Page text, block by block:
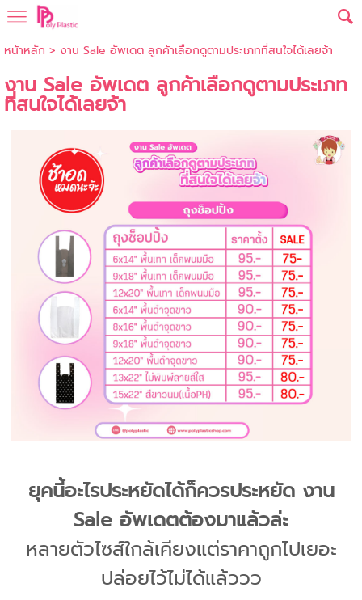
หน้าหลัก > งาน Sale อัพเดต ลูกค้าเลือกดูตามประเภทที่สนใจได้เลยจ้า
งาน Sale อัพเดต ลูกค้าเลือกดูตามประเภท
ที่สนใจได้เลยจ้า
ยุคนี้อะไรประหยัดได้ก็ควรประหยัด งาน
Sale อัพเดตต้องมาแล้วล่ะ
หลายตัวไซส์ใกล้เคียงแต่ราคาถูกไปเยอะ
ปล่อยไว้ไม่ได้แล้ววว